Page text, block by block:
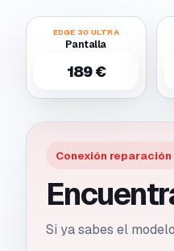
EDGE 30 ULTRA
Pantalla
189 €
Conexión
Si ya sabes el